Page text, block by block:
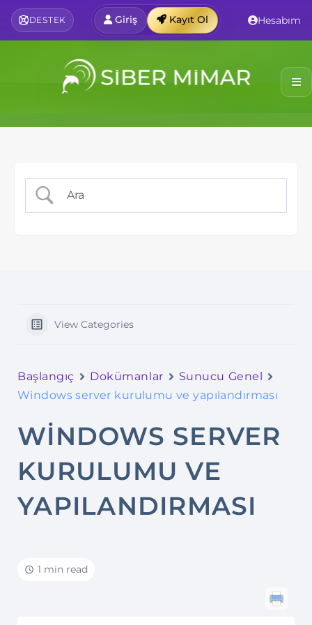
DESTEK Giriş Kayıt Ol Hesabım
View Categories
Başlangıç Dokümanlar
Sunucu Genel
Windows server kurulumu ve yapılandırması
WINDOWS SERVER
KURULUMU VE
YAPILANDIRMASI
1 min read